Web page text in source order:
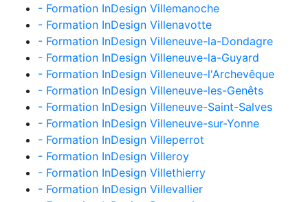
- Formation InDesign Villemanoche
- Formation InDesign Villenavotte
- Formation InDesign Villeneuve-la-Dondagre
- Formation InDesign Villeneuve-la-Guyard
- Formation InDesign Villeneuve-l'Archevêque
- Formation InDesign Villeneuve-les-Genêts
- Formation InDesign Villeneuve-Saint-Salves
- Formation InDesign Villeneuve-sur-Yonne
- Formation InDesign Villeperrot
- Formation InDesign Villeroy
- Formation InDesign Villethierry
- Formation InDesign Villevallier